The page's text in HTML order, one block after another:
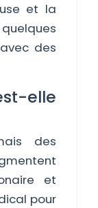
et la
des
elle
des
et
pour